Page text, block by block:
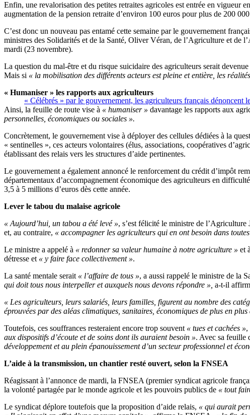
Enfin, une revalorisation des petites retraites agricoles est entrée en vigueur
augmentation de la pension retraite d’environ 100 euros pour plus de 200
C’est donc un nouveau pas entamé cette semaine par le gouvernement
ministres des Solidarités et de la Santé, Oliver Véran, de l’Agriculture et de
mardi (23 novembre).
La question du mal-être et du risque suicidaire des agriculteurs serait devenue
Mais si « la mobilisation des différents acteurs est pleine et entière, les
« Célébrés » par le gouvernement, les agriculteurs français dénoncent
« Humaniser » les rapports aux agriculteurs
Ainsi, la feuille de route vise à « humaniser » davantage les rapports aux
personnelles, économiques ou sociales ».
Concrètement, le gouvernement vise à déployer des cellules dédiées à la
« sentinelles », ces acteurs volontaires (élus, associations, coopératives
établissant des relais vers les structures d’aide pertinentes.
Le gouvernement a également annoncé le renforcement du crédit d’impôt
départementaux d’accompagnement économique des agriculteurs en
3,5 à 5 millions d’euros dès cette année.
Lever le tabou du malaise agricole
« Aujourd’hui, un tabou a été levé », s’est félicité le ministre de
et, au contraire, « accompagner les agriculteurs qui en ont besoin dans
Le ministre a appelé à « redonner sa valeur humaine à notre agriculture » et
détresse et « y faire face collectivement ».
La santé mentale serait « l’affaire de tous », a aussi rappelé le ministre de la
qui doit tous nous interpeller et auxquels nous devons répondre », a-t-il
« Les agriculteurs, leurs salariés, leurs familles, figurent au nombre des
éprouvées par des aléas climatiques, sanitaires, économiques de plus en
Toutefois, ces souffrances resteraient encore trop souvent « tues et cachées »,
aux dispositifs d’écoute et de soins dont ils auraient besoin ». Avec sa feuille
développement et au plein épanouissement d’un secteur professionnel et
L’aide à la transmission, un chantier resté ouvert, selon la FNSEA
Réagissant à l’annonce de mardi, la FNSEA (premier syndicat agricole
la volonté partagée par le monde agricole et les pouvoirs publics de « tout
Le syndicat déplore toutefois que la proposition d’aide relais, « qui aurait